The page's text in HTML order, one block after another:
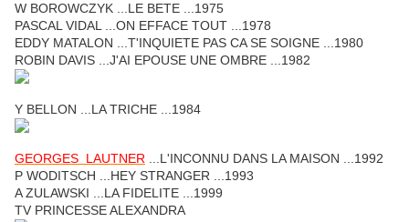
W BOROWCZYK ...LE BETE ...1975
PASCAL VIDAL ...ON EFFACE TOUT ...1978
EDDY MATALON ...T'INQUIETE PAS CA SE SOIGNE ...1980
ROBIN DAVIS ...J'AI EPOUSE UNE OMBRE ...1982
Y BELLON ...LA TRICHE ...1984
GEORGES LAUTNER ...L'INCONNU DANS LA MAISON ...1992
P WODITSCH ...HEY STRANGER ...1993
A ZULAWSKI ...LA FIDELITE ...1999
TV PRINCESSE ALEXANDRA